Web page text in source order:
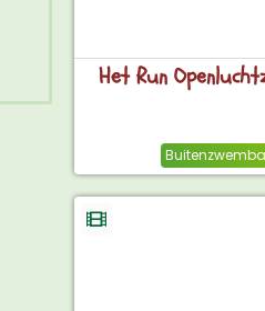
Het Run